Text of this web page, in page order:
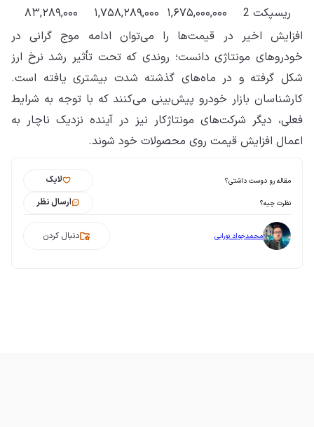
ریسپکت 2
۱,۶۷۵,۰۰۰,۰۰۰ ۱,۷۵۸,۲۸۹,۰۰۰
۸۳,۲۸۹,۰۰۰
افزایش اخیر در قیمت‌ها را می‌توان ادامه موج گرانی در
خودروهای مونتاژی دانست؛ روندی که تحت تأثیر رشد نرخ ارز
شکل گرفته و در ماه‌های گذشته شدت بیشتری یافته است.
کارشناسان بازار خودرو پیش‌بینی می‌کنند که با توجه به شرایط
فعلی، دیگر شرکت‌های مونتاژکار نیز در آینده نزدیک ناچار به
اعمال افزایش قیمت روی محصولات خود شوند.
مقاله رو دوست داشتی؟ لایک
نظرت چیه؟ ارسال نظر
محمدجواد نورایی دنبال کردن